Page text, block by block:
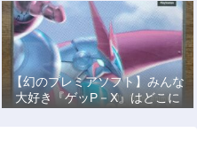
【幻のプレミアソフト】みんな
大好き『ゲッP－X』はどこに
もない！